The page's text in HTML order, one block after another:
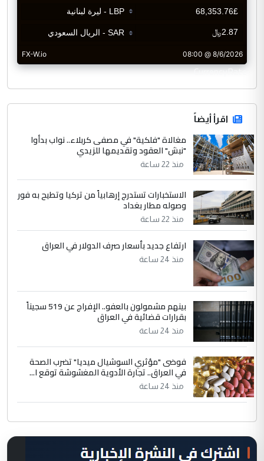
CurrencyRate
اقرأ أيضاً
مغالاة "فلكية" في مصفى كربلاء.. نواب بدأوا
"نبش" العقود وتقديمها للزيدي
منذ 22 ساعة
الاستخبارات تستدرج إرهابياً من تركيا وتطيح به فور
وصوله مطار بغداد
منذ 22 ساعة
ارتفاع جديد بأسعار صرف الدولار في العراق
منذ 24 ساعة
بينهم مشمولون بالعفو.. الإفراج عن 519 سجيناً
بقرارات قضائية في العراق
منذ 24 ساعة
فوضى "مؤثري السوشيال ميديا" تضرب الصحة
في العراق.. تجارة الأدوية المغشوشة توقع ا...
منذ 24 ساعة